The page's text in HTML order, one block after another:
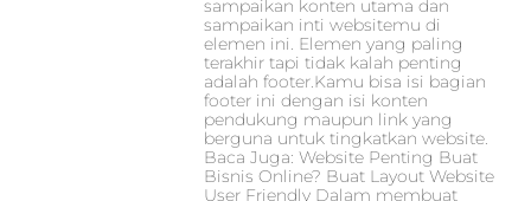
sampaikan konten utama dan
sampaikan inti websitemu di
elemen ini. Elemen yang paling
terakhir tapi tidak kalah penting
adalah footer.Kamu bisa isi bagian
footer ini dengan isi konten
pendukung maupun link yang
berguna untuk tingkatkan website.
Baca Juga: Website Penting Buat
Bisnis Online? Buat Layout Website
User Friendly Dalam membuat